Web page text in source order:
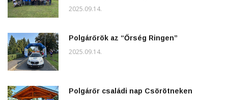
2025.09.14.
Polgárőrök az “Őrség Ringen”
2025.09.14.
Polgárőr családi nap Csörötneken